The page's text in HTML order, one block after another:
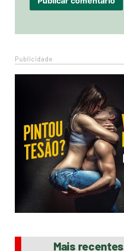
Publicidade
Mais recentes